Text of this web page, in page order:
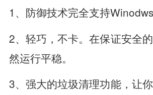
1、防御技术完全支持Winodws
2、轻巧，不卡。在保证安全
然运行平稳。
3、强大的垃圾清理功能，让